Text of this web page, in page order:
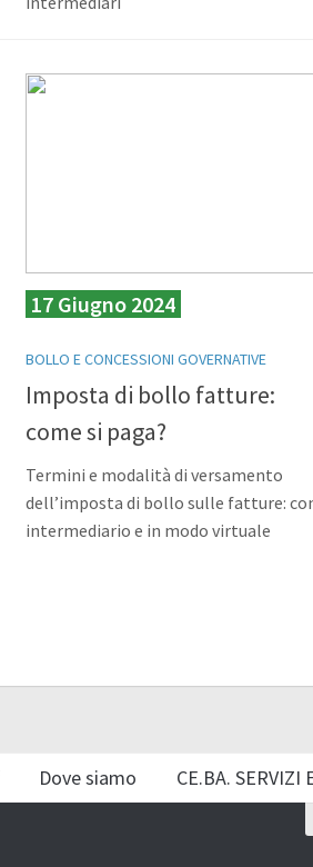
17 Giugno 2024
BOLLO E CONCESSIONI GOVERNATIVE
Imposta di bollo fatture:
come si paga?
Termini e modalità di versamento
dell’imposta di bollo sulle fatture:
intermediario e in modo virtuale
Dove siamo CE.BA. SERVIZI